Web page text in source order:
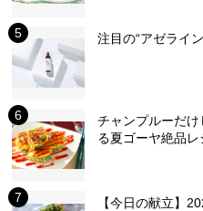
注目の“アゼライ
チャンプルーだ
る夏ゴーヤ絶品レ
【今日の献立】